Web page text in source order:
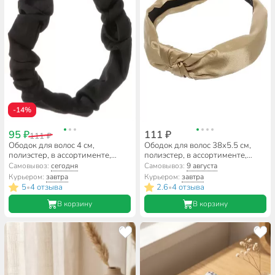
-14%
95 ₽111 ₽
Ободок для волос 4 см,
полиэстер, в ассортименте,
атласный, Y4-11616
Самовывоз:сегодня
Курьером:завтра
5•4 отзыва
В корзину
111 ₽
Ободок для волос 38х5.5 см,
полиэстер, в ассортименте,
широкий, с узлом, Y4-11611
Самовывоз: 9 августа
Курьером: завтра
2.6•4 отзыва
В корзину